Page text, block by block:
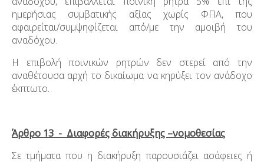
ημερήσιας συμβατικής αξίας χωρίς ΦΠΑ, που
αφαιρείται/συμψηφίζεται από/με την αμοιβή του
αναδόχου.
Η επιβολή ποινικών ρητρών δεν στερεί από την
αναθέτουσα αρχή το δικαίωμα να κηρύξει τον ανάδοχο
έκπτωτο.
Άρθρο 13 - Διαφορές διακήρυξης –νομοθεσίας
Σε τμήματα που η διακήρυξη παρουσιάζει ασάφειες ή